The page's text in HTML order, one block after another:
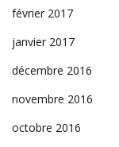
février 2017
janvier 2017
décembre 2016
novembre 2016
octobre 2016